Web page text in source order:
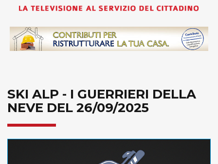
SKI ALP - I GUERRIERI DELLA
NEVE DEL 26/09/2025